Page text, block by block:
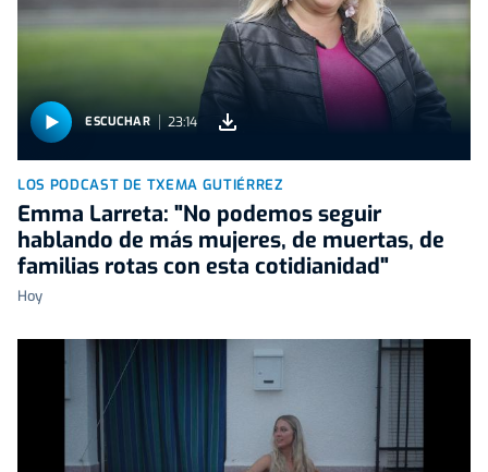
ESCUCHAR 23:14
LOS PODCAST DE TXEMA GUTIÉRREZ
Emma Larreta: "No podemos seguir
hablando de más mujeres, de muertas, de
familias rotas con esta cotidianidad"
Hoy